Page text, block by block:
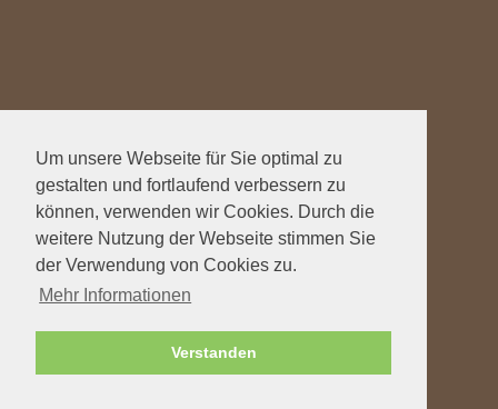
Um unsere Webseite für Sie optimal zu
gestalten und fortlaufend verbessern zu
können, verwenden wir Cookies. Durch die
weitere Nutzung der Webseite stimmen Sie
der Verwendung von Cookies zu.
Mehr Informationen
Verstanden